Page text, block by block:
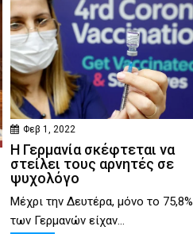
Φεβ 1, 2022
Η Γερμανία σκέφτεται να
στείλει τους αρνητές σε
ψυχολόγο
Μέχρι την Δευτέρα, μόνο το 75,8%
των Γερμανών είχαν...